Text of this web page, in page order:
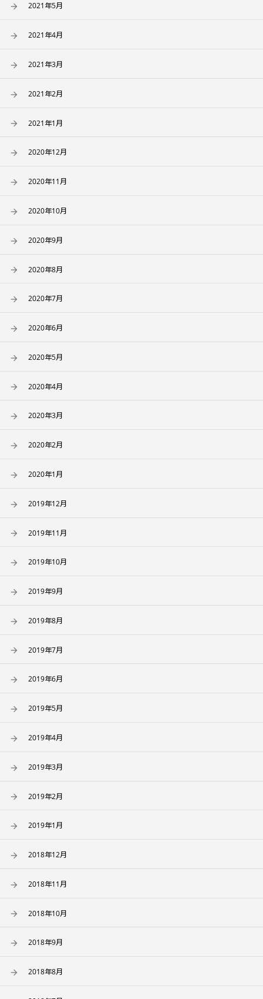
2021年5月
2021年4月
2021年3月
2021年2月
2021年1月
2020年12月
2020年11月
2020年10月
2020年9月
2020年8月
2020年7月
2020年6月
2020年5月
2020年4月
2020年3月
2020年2月
2020年1月
2019年12月
2019年11月
2019年10月
2019年9月
2019年8月
2019年7月
2019年6月
2019年5月
2019年4月
2019年3月
2019年2月
2019年1月
2018年12月
2018年11月
2018年10月
2018年9月
2018年8月